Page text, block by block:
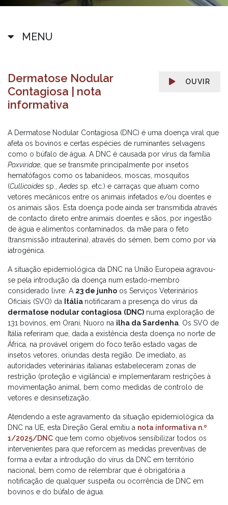
MENU
OUVIR
Dermatose Nodular
Contagiosa | nota
informativa
A Dermatose Nodular Contagiosa (DNC) é uma doença viral que
afeta os bovinos e certas espécies de ruminantes selvagens
como o búfalo de água. A DNC é causada por vírus da família
Poxviridae , que se transmite principalmente por insetos
hematófagos como os tabanídeos, moscas, mosquitos
(Cullicoides sp., Aedes sp. etc.) e carraças que atuam como
vetores mecânicos entre os animais infetados e/ou doentes e
os animais sãos. Esta doença pode ainda ser transmitida através
de contacto direto entre animais doentes e sãos, por ingestão
de água e alimentos contaminados, da mãe para o feto
(transmissão intrauterina), através do sémen, bem como por via
iatrogénica.
A situação epidemiológica da DNC na União Europeia agravou-
se pela introdução da doença num estado-membro
considerado livre. A 23 de junho os Serviços Veterinários
Oficiais (SVO) da
Itália notificaram a presença do vírus da
dermatose nodular contagiosa (DNC) numa exploração de
131 bovinos, em Orani, Nuoro na ilha da Sardenha . Os SVO de
Itália referiram que, dada a existência desta doença no norte de
África, na provável origem do foco terão estado vagas de
insetos vetores, oriundas desta região. De imediato, as
autoridades veterinárias italianas estabeleceram zonas de
restrição (proteção e vigilância) e implementaram restrições à
movimentação animal, bem como medidas de controlo de
vetores e desinsetização.
Atendendo a este agravamento da situação epidemiológica da
DNC na UE, esta Direção Geral emitiu a nota informativa n.º
1/2025/DNC que tem como objetivos sensibilizar todos os
intervenientes para que reforcem as medidas preventivas de
forma a evitar a introdução do vírus da DNC em território
nacional, bem como de relembrar que é obrigatória a
notificação de qualquer suspeita ou ocorrência de DNC em
bovinos e do búfalo de água.